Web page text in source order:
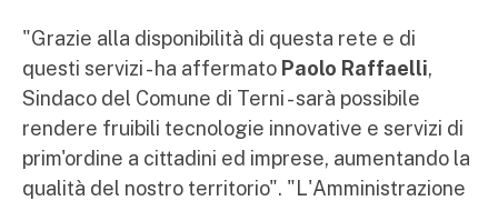
"Grazie alla disponibilità di questa rete e di
questi servizi - ha affermato Paolo Raffaelli,
Sindaco del Comune di Terni - sarà possibile
rendere fruibili tecnologie innovative e servizi di
prim'ordine a cittadini ed imprese, aumentando la
qualità del nostro territorio". "L'Amministrazione